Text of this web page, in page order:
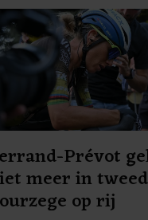
Prévot
meer in
op rij